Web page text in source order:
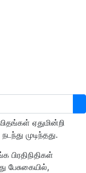
விவசாயிகளுக்கு
களம்
ஏதுமின்றி
முடிந்தது.
பிரதிநிதிகள்
பேசுகையில்,